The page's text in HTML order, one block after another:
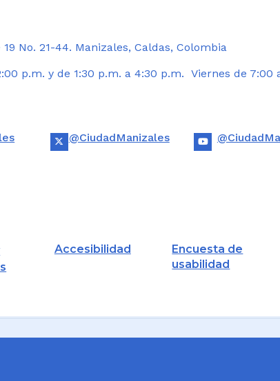
No. 21-44. Manizales, Caldas, Colombia
p.m. y de 1:30 p.m. a 4:30 p.m. Viernes de 7:00
@CiudadManizales
Accesibilidad
Encuesta de
usabilidad